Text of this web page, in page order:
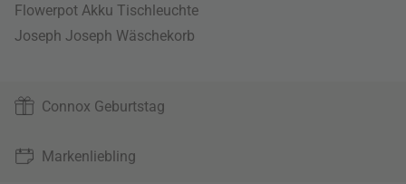
Flowerpot Akku Tischleuchte
Joseph Joseph Wäschekorb
Connox Geburtstag
Markenliebling